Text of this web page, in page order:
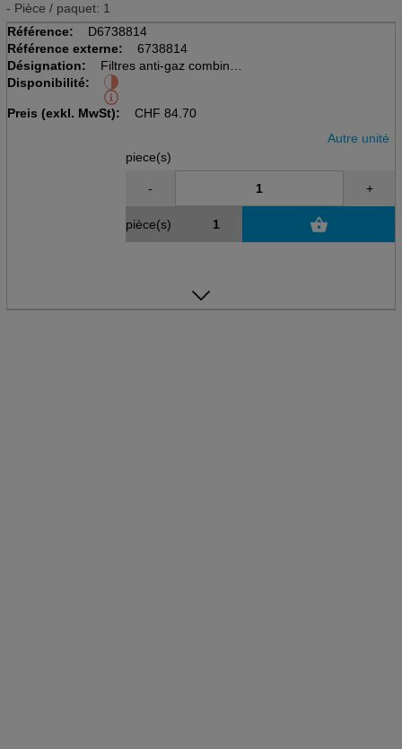
- Pièce / paquet: 1
Référence:
D6738814
Référence externe:
6738814
Désignation:
Filtres anti-gaz combinés
A2B2E2K2HgNoP3RD
avec raccord standard RA
Disponibilité:
Preis (exkl. MwSt): CHF 84.70
Autre unité
piece(s)
- +
pièce(s)